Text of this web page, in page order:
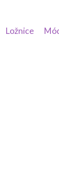
Ložnice